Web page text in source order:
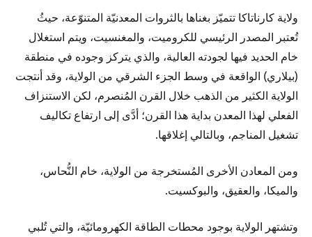
ولاية كارناتاكا تتميّز بغناها بالثروات المعدنيّة المتنوّعة، حيثُ
تُعتبر المصدر الرئيسي للكروميت، والمغنسيت، ويتم استغلال
خام الحديد فيها لجودته العالية، والذي يتركز وجوده في منطقة
(بيلاري) الواقعة في وسط الجزء الشرقي من الولاية، وقد أنتجت
الولاية الكثير من الذهب خلال القرن المُنصرم، لكن الاستنزاف
الفعلي لهذا المعدن بداية هذا القرن؛ أدَّى إلى ارتفاع تكاليف
تشغيل المناجم، وبالتالي إغلاقها.
ومن المعادن الأخرى المُستخرجة من الولاية، خام النُّحاس،
والميكا، والعقيق، والبوكسيت.
وتشتهر الولاية بوجود محطات الطاقة الكهرومائيّة، والتي تُلبي